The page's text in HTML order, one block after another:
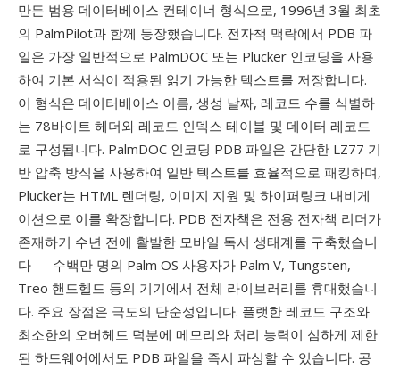
만든 범용 데이터베이스 컨테이너 형식으로, 1996년 3월 최초
의 PalmPilot과 함께 등장했습니다. 전자책 맥락에서 PDB 파
일은 가장 일반적으로 PalmDOC 또는 Plucker 인코딩을 사용
하여 기본 서식이 적용된 읽기 가능한 텍스트를 저장합니다.
이 형식은 데이터베이스 이름, 생성 날짜, 레코드 수를 식별하
는 78바이트 헤더와 레코드 인덱스 테이블 및 데이터 레코드
로 구성됩니다. PalmDOC 인코딩 PDB 파일은 간단한 LZ77 기
반 압축 방식을 사용하여 일반 텍스트를 효율적으로 패킹하며,
Plucker는 HTML 렌더링, 이미지 지원 및 하이퍼링크 내비게
이션으로 이를 확장합니다. PDB 전자책은 전용 전자책 리더가
존재하기 수년 전에 활발한 모바일 독서 생태계를 구축했습니
다 — 수백만 명의 Palm OS 사용자가 Palm V, Tungsten,
Treo 핸드헬드 등의 기기에서 전체 라이브러리를 휴대했습니
다. 주요 장점은 극도의 단순성입니다. 플랫한 레코드 구조와
최소한의 오버헤드 덕분에 메모리와 처리 능력이 심하게 제한
된 하드웨어에서도 PDB 파일을 즉시 파싱할 수 있습니다. 공